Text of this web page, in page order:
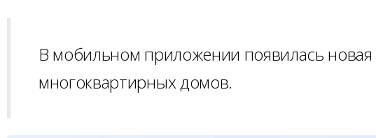
В мобильном приложении появилась
многоквартирных домов.